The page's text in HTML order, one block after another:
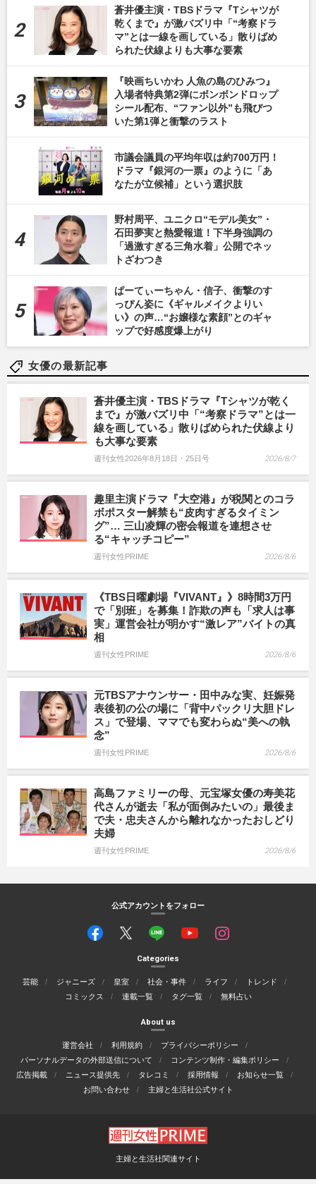
蒼井優主演・TBSドラマ『Tシャツが
乾くまで』が激バズリ中「“考察ドラ
マ”とは一線を画している」散りばめ
られた伏線よりも大事な要素
『映画ちいかわ 人魚の島のひみつ』
入場者特典第2弾にボンボンドロップ
シール配布、“ファン以外”も飛びつ
いた第1弾と衝撃のラスト
市議会議員の平均年収は約700万円！
ドラマ『銀河の一票』のように「あ
なたが立候補」という選択肢
野村周平、ユニクロ“モデル美女”・
石田夢実と熱愛報道！下半身強調の
「過激すぎる三角水着」公開でネッ
トざわつき
ぱーてぃーちゃん・信子、衝撃のす
っぴん姿に《ギャルメイクよりい
い》の声…“お嬢様な素顔”とのギャ
ップで好感度爆上がり
女優の最新記事
蒼井優主演・TBSドラマ『Tシャツが乾く
まで』が激バズリ中「“考察ドラマ”とは一
線を画している」散りばめられた伏線より
も大事な要素
週刊女性2026年8月18日・25日号 2026/8/7
趣里主演ドラマ『大空港』が税関とのコラ
ボポスター解禁も“皮肉すぎるタイミン
グ”… 三山凌輝の密会報道を連想させ
る“キャッチコピー”
週刊女性PRIME 2026/8/6
《TBS日曜劇場『VIVANT』》8時間3万円
で「別班」を募集！詐欺の声も「求人は事
実」運営会社が明かす“激レア”バイトの真
相
週刊女性PRIME 2026/8/6
元TBSアナウンサー・田中みな実、妊娠発
表後初の公の場に「背中パックリ大胆ドレ
ス」で登場、ママでも変わらぬ“美への執
念”
週刊女性PRIME 2026/8/6
高島ファミリーの母、元宝塚女優の寿美花
代さんが逝去「私が面倒みたいの」最後ま
で夫・忠夫さんから離れなかったおしどり
夫婦
週刊女性PRIME 2026/8/6
公式アカウントをフォロー
Categories
芸能 ジャニーズ 皇室 社会・事件 ライフ
トレンド
コミックス
連載一覧 タグ一覧 無料占い
About us
運営会社 利用規約
プライバシーポリシー
パーソナルデータの外部送信について
コンテンツ制作・編集ポリシー
広告掲載
ニュース提供先 タレコミ 採用情報
お知らせ一覧
お問い合わせ
主婦と生活社公式サイト
主婦と生活社関連サイト